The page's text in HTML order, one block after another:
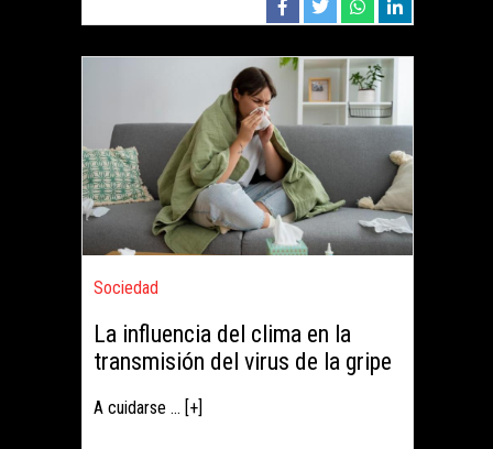
Sociedad
La influencia del clima en la
transmisión del virus de la gripe
A cuidarse ... [+]